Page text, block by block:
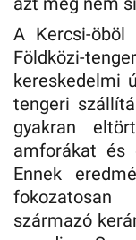
A Kercsi-
Földközi-
kereskedelmi
tengeri
gyakran
amforákat és
Ennek
származó